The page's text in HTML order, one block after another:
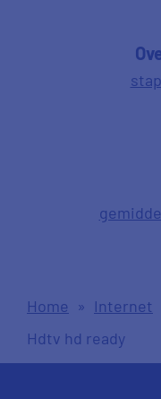
Home » Internet
Hdtv hd ready